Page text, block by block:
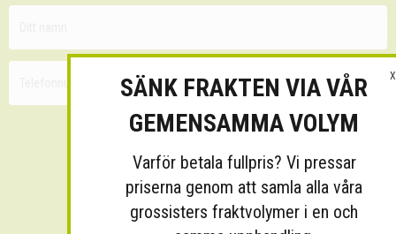
Skicka
X
SÄNK FRAKTEN VIA VÅR
GEMENSAMMA VOLYM
Varför betala fullpris? Vi pressar
priserna genom att samla alla våra
grossisters fraktvolymer i en och